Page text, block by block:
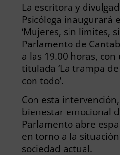
La escritora y
Psicóloga inaugurará
‘Mujeres, sin límites,
Parlamento de
a las 19.00 horas,
titulada ‘La trampa
con todo’.
Con esta
bienestar emocional
Parlamento abre
en torno a la
sociedad actual.